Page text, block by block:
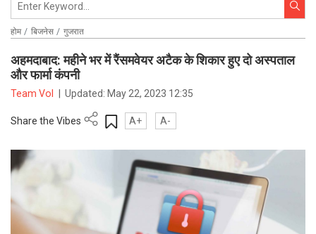
होम बिजनेस गुजरात
अहमदाबाद: महीने भर में रैंसमवेयर अटैक के शिकार हुए दो अस्पताल
और फार्मा कंपनी
Team VoI Updated: May 22, 2023 12:35
Share the Vibes A+ A-